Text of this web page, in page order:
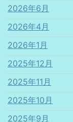
2026年6月
2026年4月
2026年1月
2025年12月
2025年11月
2025年10月
2025年9月